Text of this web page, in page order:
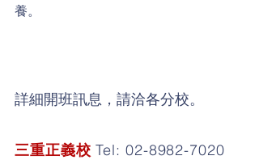
養。
詳細開班訊息，請洽各分校。
三重正義校 Tel: 02-8982-7020